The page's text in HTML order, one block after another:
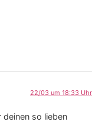
22/03 um 18:33 Uhr
so lieben